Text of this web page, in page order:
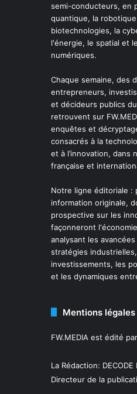
semi-conducteurs, en
quantique, la
biotechnologies, la
l'énergie, le spatial et
numériques.
Chaque semaine, des
entrepreneurs,
et décideurs publics
retrouvent sur
enquêtes et
consacrés à la
et à l’innovation, dans
française et
Notre ligne éditoriale :
information originale,
prospective sur les
façonneront
analysant les
stratégies
investissements, les
et les dynamiques
Mentions légales
FW.MEDIA est édité
La Rédaction:
Directeur de la